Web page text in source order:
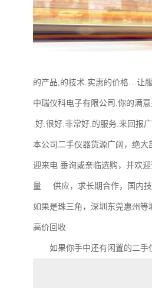
的产品,的技术.实惠的价格…让
中瑞仪科电子有限公司.你的满
.好.很好.非常好.的服务.来回报
本公司二手仪器货源广阔，绝
迎来电 垂询或亲临选购，并欢
量 供应，求长期合作，国内技
如果是珠三角，深圳东莞惠州等
高价回收
如果你手中还有闲置的二手仪